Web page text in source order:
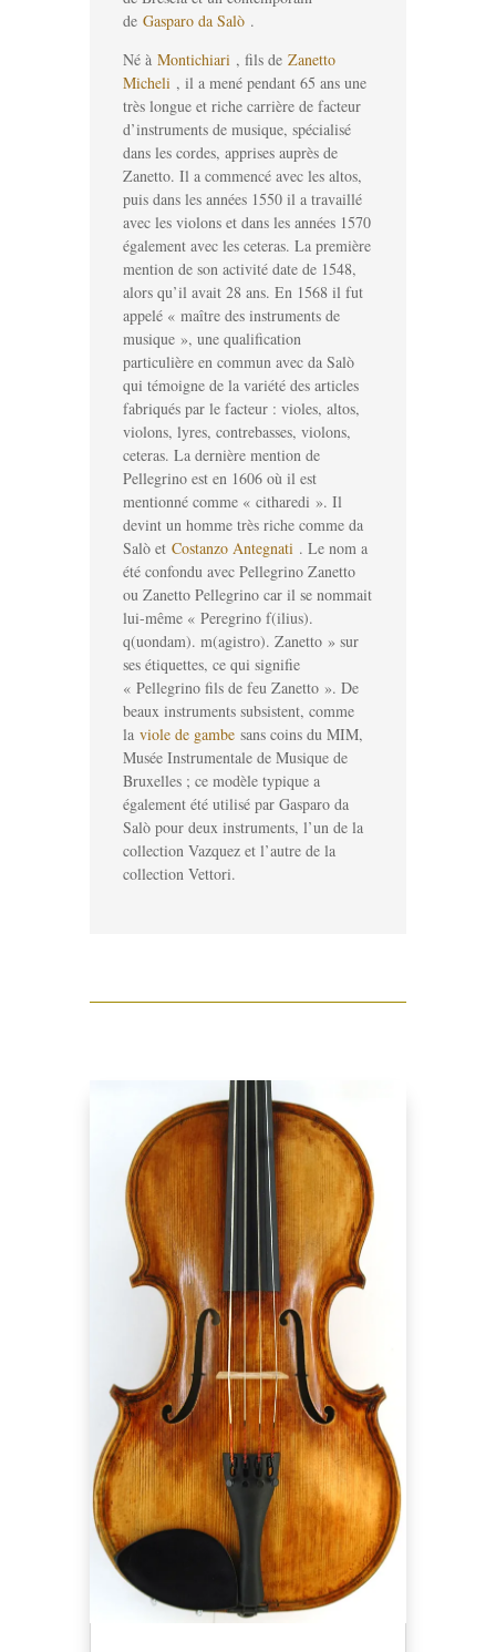
de Gasparo da Salò.
Né à Montichiari, fils de Zanetto
Micheli, il a mené pendant 65 ans une
très longue et riche carrière de facteur
d’instruments de musique, spécialisé
dans les cordes, apprises auprès de
Zanetto. Il a commencé avec les altos,
puis dans les années 1550 il a travaillé
avec les violons et dans les années 1570
également avec les ceteras. La première
mention de son activité date de 1548,
alors qu’il avait 28 ans. En 1568 il fut
appelé « maître des instruments de
musique », une qualification
particulière en commun avec da Salò
qui témoigne de la variété des articles
fabriqués par le facteur : violes, altos,
violons, lyres, contrebasses, violons,
ceteras. La dernière mention de
Pellegrino est en 1606 où il est
mentionné comme « citharedi ». Il
devint un homme très riche comme da
Salò et Costanzo Antegnati. Le nom a
été confondu avec Pellegrino Zanetto
ou Zanetto Pellegrino car il se nommait
lui-même « Peregrino f(ilius).
q(uondam). m(agistro). Zanetto » sur
ses étiquettes, ce qui signifie
« Pellegrino fils de feu Zanetto ». De
beaux instruments subsistent, comme
la viole de gambesans coins du MIM,
Musée Instrumentale de Musique de
Bruxelles ; ce modèle typique a
également été utilisé par Gasparo da
Salò pour deux instruments, l’un de la
collection Vazquez et l’autre de la
collection Vettori.